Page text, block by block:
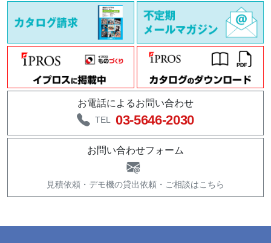
お電話によるお問い合わせ
TEL 03-5646-2030
お問い合わせフォーム
見積依頼・ デモ機の貸出依頼・ ご相談はこちら